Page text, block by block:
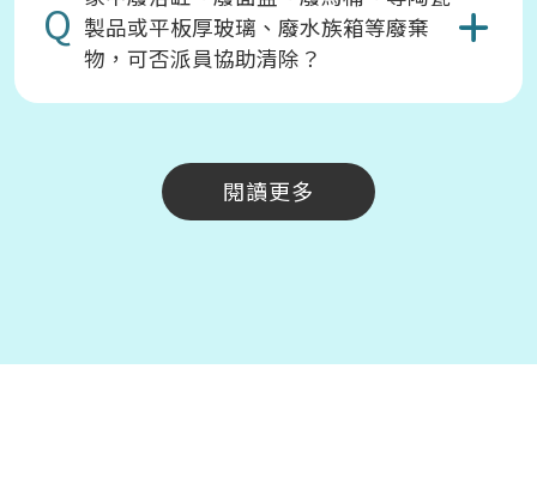
Q 製品或平板厚玻璃、廢水族箱等廢棄
物，可否派員協助清除？
閱讀更多